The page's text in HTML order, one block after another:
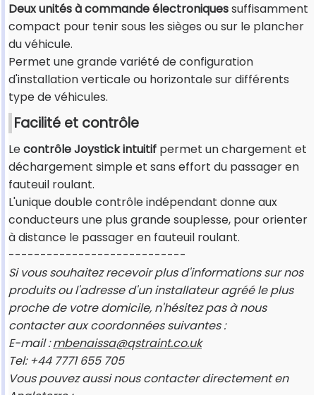
Deux unités à commande électroniquessuffisamment
compact pour tenir sous les sièges ou sur le plancher
du véhicule.
Permet une grande variété de configuration
d'installation verticale ou horizontale sur différents
type de véhicules.
Facilité et contrôle
Lecontrôle Joystick intuitif permet un chargement et
déchargement simple et sans effort du passager en
fauteuil roulant.
L'unique double contrôle indépendant donne aux
conducteurs une plus grande souplesse, pour orienter
à distance le passager en fauteuil roulant.
----------------------------
Si vous souhaitez recevoir plus d'informations sur nos
produits ou l'adresse d'un installateur agréé le plus
proche de votre domicile, n'hésitez pas à nous
contacter aux coordonnées suivantes :
E-mail :mbenaissa@qstraint.co.uk
Tel: +44 7771 655 705
Vous pouvez aussi nous contacter directement en